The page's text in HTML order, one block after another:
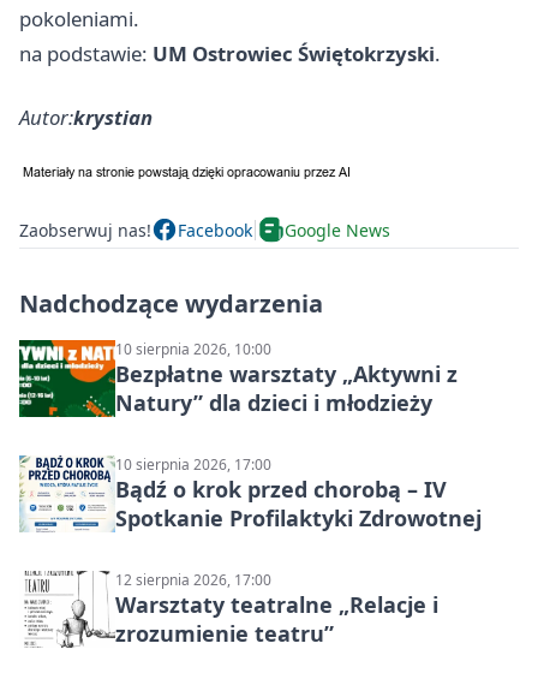
pokoleniami.
na podstawie: UM Ostrowiec Świętokrzyski.
Autor:krystian
Zaobserwuj nas! Facebook Google News
Nadchodzące wydarzenia
10 sierpnia 2026, 10:00
Bezpłatne warsztaty „Aktywni z
Natury” dla dzieci i młodzieży
10 sierpnia 2026, 17:00
Bądź o krok przed chorobą – IV
Spotkanie Profilaktyki Zdrowotnej
12 sierpnia 2026, 17:00
Warsztaty teatralne „Relacje i
zrozumienie teatru”